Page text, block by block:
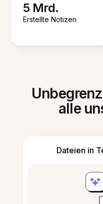
5 Mrd.
Erstellte Notizen
alle
Dateien in